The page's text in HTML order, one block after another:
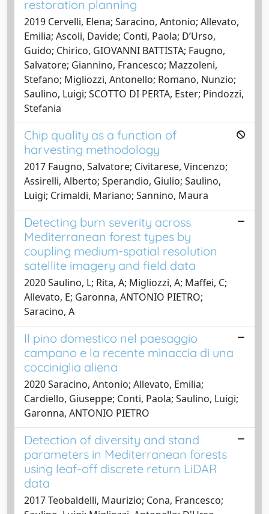
restoration planning
2019 Cervelli, Elena; Saracino, Antonio; Allevato,
Emilia; Ascoli, Davide; Conti, Paola; D’Urso,
Guido; Chirico, GIOVANNI BATTISTA; Faugno,
Salvatore; Giannino, Francesco; Mazzoleni,
Stefano; Migliozzi, Antonello; Romano, Nunzio;
Saulino, Luigi; SCOTTO DI PERTA, Ester; Pindozzi,
Stefania
Chip quality as a function of
harvesting methodology
2017 Faugno, Salvatore; Civitarese, Vincenzo;
Assirelli, Alberto; Sperandio, Giulio; Saulino,
Luigi; Crimaldi, Mariano; Sannino, Maura
Detecting burn severity across
Mediterranean forest types by
coupling medium-spatial resolution
satellite imagery and field data
2020 Saulino, L; Rita, A; Migliozzi, A; Maffei, C;
Allevato, E; Garonna, ANTONIO PIETRO;
Saracino, A
Il pino domestico nel paesaggio
campano e la recente minaccia di una
cocciniglia aliena
2020 Saracino, Antonio; Allevato, Emilia;
Cardiello, Giuseppe; Conti, Paola; Saulino, Luigi;
Garonna, ANTONIO PIETRO
Detection of diversity and stand
parameters in Mediterranean forests
using leaf-off discrete return LiDAR
data
2017 Teobaldelli, Maurizio; Cona, Francesco;